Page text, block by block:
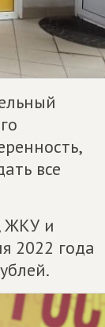
все
ЖКУ и
2022 года